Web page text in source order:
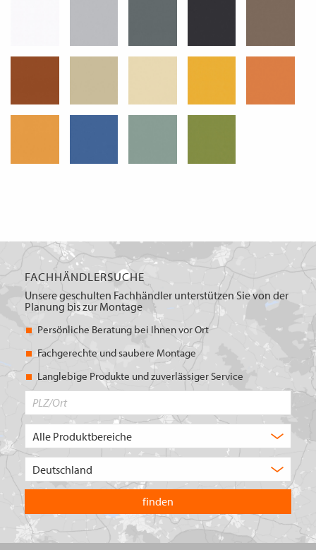
FACHHÄNDLERSUCHE
Unsere geschulten Fachhändler unterstützen Sie von der
Planung bis zur Montage
Persönliche Beratung bei Ihnen vor Ort
Fachgerechte und saubere Montage
Langlebige Produkte und zuverlässiger Service
in
welchem
Land
Sie
suchen